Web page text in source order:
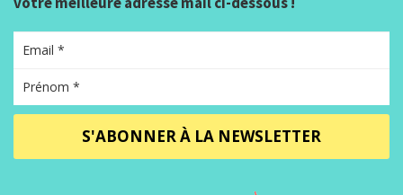
S'ABONNER À LA NEWSLETTER